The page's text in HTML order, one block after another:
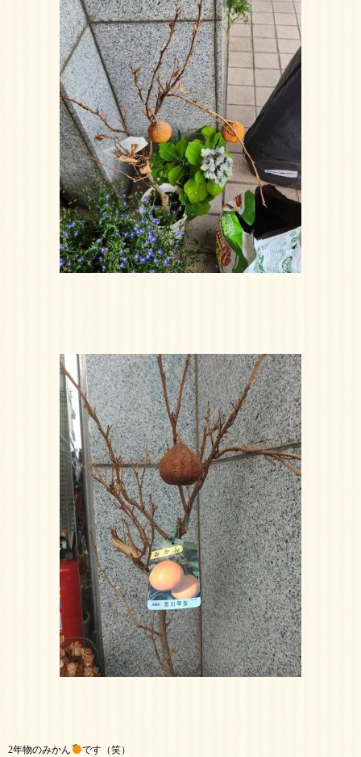
2年物のみかん です（笑）